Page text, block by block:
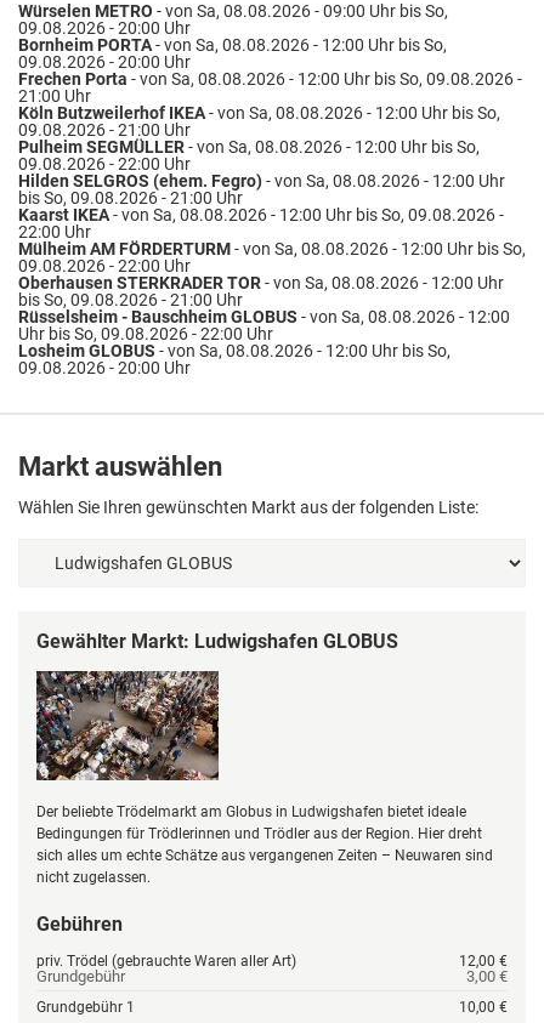
Würselen METRO - von Sa, 08.08.2026 - 09:00 Uhr bis So,
09.08.2026 - 20:00 Uhr
Bornheim PORTA- von Sa, 08.08.2026 - 12:00 Uhr bis So,
09.08.2026 - 20:00 Uhr
Frechen Porta - von Sa, 08.08.2026 - 12:00 Uhr bis So, 09.08.2026 -
21:00 Uhr
Köln Butzweilerhof IKEA- von Sa, 08.08.2026 - 12:00 Uhr bis So,
09.08.2026 - 21:00 Uhr
Pulheim SEGMÜLLER- von Sa, 08.08.2026 - 12:00 Uhr bis So,
09.08.2026 - 22:00 Uhr
Hilden SELGROS (ehem. Fegro)- von Sa, 08.08.2026 - 12:00 Uhr
bis So, 09.08.2026 - 21:00 Uhr
Kaarst IKEA- von Sa, 08.08.2026 - 12:00 Uhr bis So, 09.08.2026 -
22:00 Uhr
Mülheim AM FÖRDERTURM- von Sa, 08.08.2026 - 12:00 Uhr bis So,
09.08.2026 - 22:00 Uhr
Oberhausen STERKRADER TOR- von Sa, 08.08.2026 - 12:00 Uhr
bis So, 09.08.2026 - 21:00 Uhr
Rüsselsheim - Bauschheim GLOBUS - von Sa, 08.08.2026 - 12:00
Uhr bis So, 09.08.2026 - 22:00 Uhr
Losheim GLOBUS - von Sa, 08.08.2026 - 12:00 Uhr bis So,
09.08.2026 - 20:00 Uhr
Markt auswählen
Wählen Sie Ihren gewünschten Markt aus der folgenden Liste:
Gewählter Markt: Ludwigshafen GLOBUS
Der beliebte Trödelmarkt am Globus in Ludwigshafen bietet ideale
Bedingungen für Trödlerinnen und Trödler aus der Region. Hier dreht
sich alles um echte Schätze aus vergangenen Zeiten – Neuwaren sind
nicht zugelassen.
Gebühren
priv. Trödel (gebrauchte Waren aller Art) 12,00 €
Grundgebühr 3,00 €
Grundgebühr 1 10,00 €